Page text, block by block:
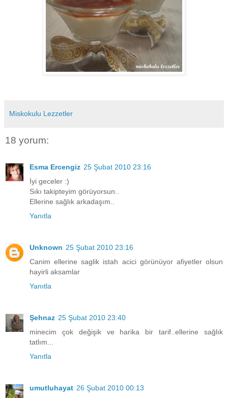
Miskokulu Lezzetler
18 yorum:
Esma Ercengiz 25 Şubat 2010 23:16
İyi geceler :)
Sıkı takipteyim görüyorsun..
Ellerine sağlık arkadaşım..
Yanıtla
Unknown 25 Şubat 2010 23:16
Canim ellerine saglik istah acici görünüyor afiyetler olsun
hayirli aksamlar
Yanıtla
Şehnaz 25 Şubat 2010 23:40
minecim çok değişik ve harika bir tarif..ellerine sağlık
tatlım...
Yanıtla
umutluhayat 26 Şubat 2010 00:13